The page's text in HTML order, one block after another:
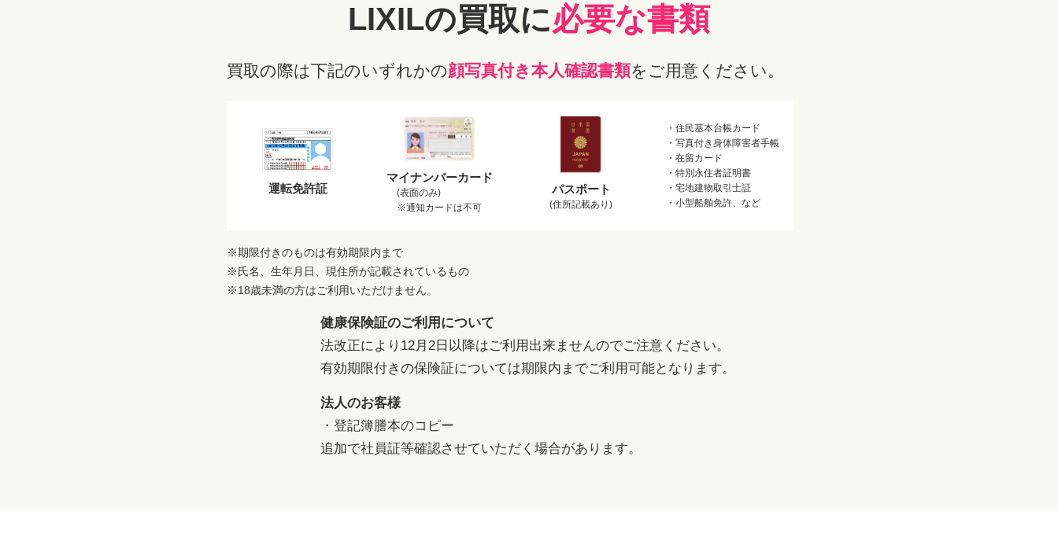
LIXILの買取に必要な書類
買取の際は下記のいずれかの顔写真付き本人確認書類をご用意ください。
運転免許証
マイナンバーカード
(表面のみ)
※通知カードは不可
パスポート
(住所記載あり)
・住民基本台帳カード
・写真付き身体障害者手帳
・在留カード
・特別永住者証明書
・宅地建物取引士証
・小型船舶免許、など
※期限付きのものは有効期限内まで
※氏名、生年月日、現住所が記載されているもの
※18歳未満の方はご利用いただけません。
健康保険証のご利用について
法改正により12月2日以降はご利用出来ませんのでご注意ください。
有効期限付きの保険証については期限内までご利用可能となります。
法人のお客様
・登記簿謄本のコピー
追加で社員証等確認させていただく場合があります。